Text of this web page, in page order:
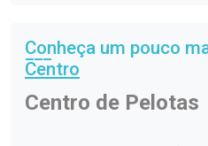
Conheça um pouco
Centro
Centro de Pelotas